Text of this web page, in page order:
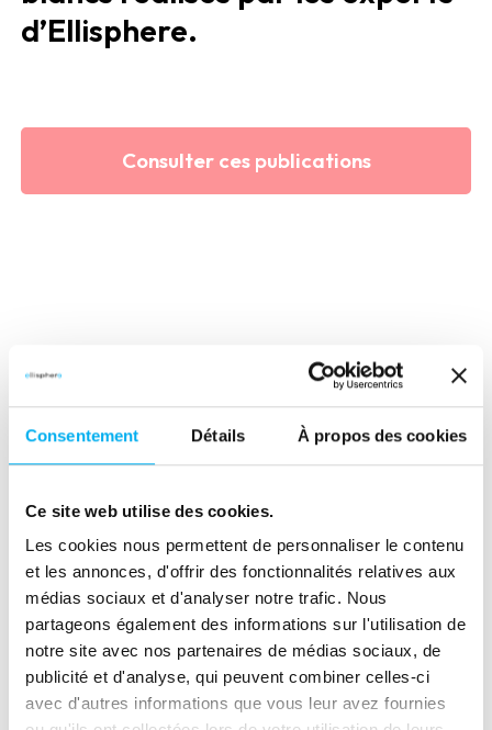
Consentement Détails À propos des cookies
Ce site web utilise des cookies.
Les cookies nous permettent de personnaliser le contenu
et les annonces, d'offrir des fonctionnalités relatives aux
médias sociaux et d'analyser notre trafic. Nous
partageons également des informations sur l'utilisation de
notre site avec nos partenaires de médias sociaux, de
publicité et d'analyse, qui peuvent combiner celles-ci
avec d'autres informations que vous leur avez fournies
d’Ellisphere.
Consulter ces publications
Partager cette ressource
(nouvelle fenêtre)
(nouvelle fenêtre)
(nouvelle fenêtre)
(nouvelle fenêtre)
(nouvelle fenêtre)
(nouvelle fenêtre)
(nouvelle
Publié par